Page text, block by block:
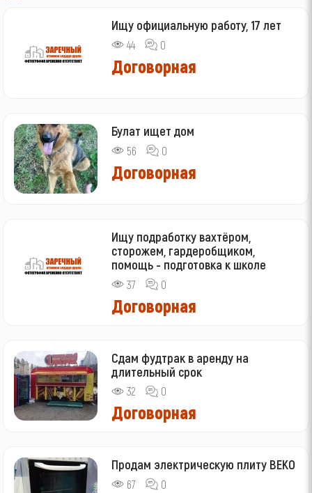
Ищу официальную работу, 17 лет
44 0
Договорная
Булат ищет дом
56 0
Договорная
Ищу подработку вахтёром,
сторожем, гардеробщиком,
помощь - подготовка к школе
37 0
Договорная
Сдам фудтрак в аренду на
длительный срок
32 0
Договорная
Продам электрическую плиту BEKO
67 0